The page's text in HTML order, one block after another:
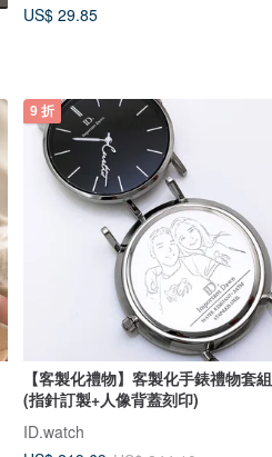
US$ 29.85
9 折
【客製化禮物】客製化手錶禮物套組
(指針訂製+人像背蓋刻印)
ID.watch